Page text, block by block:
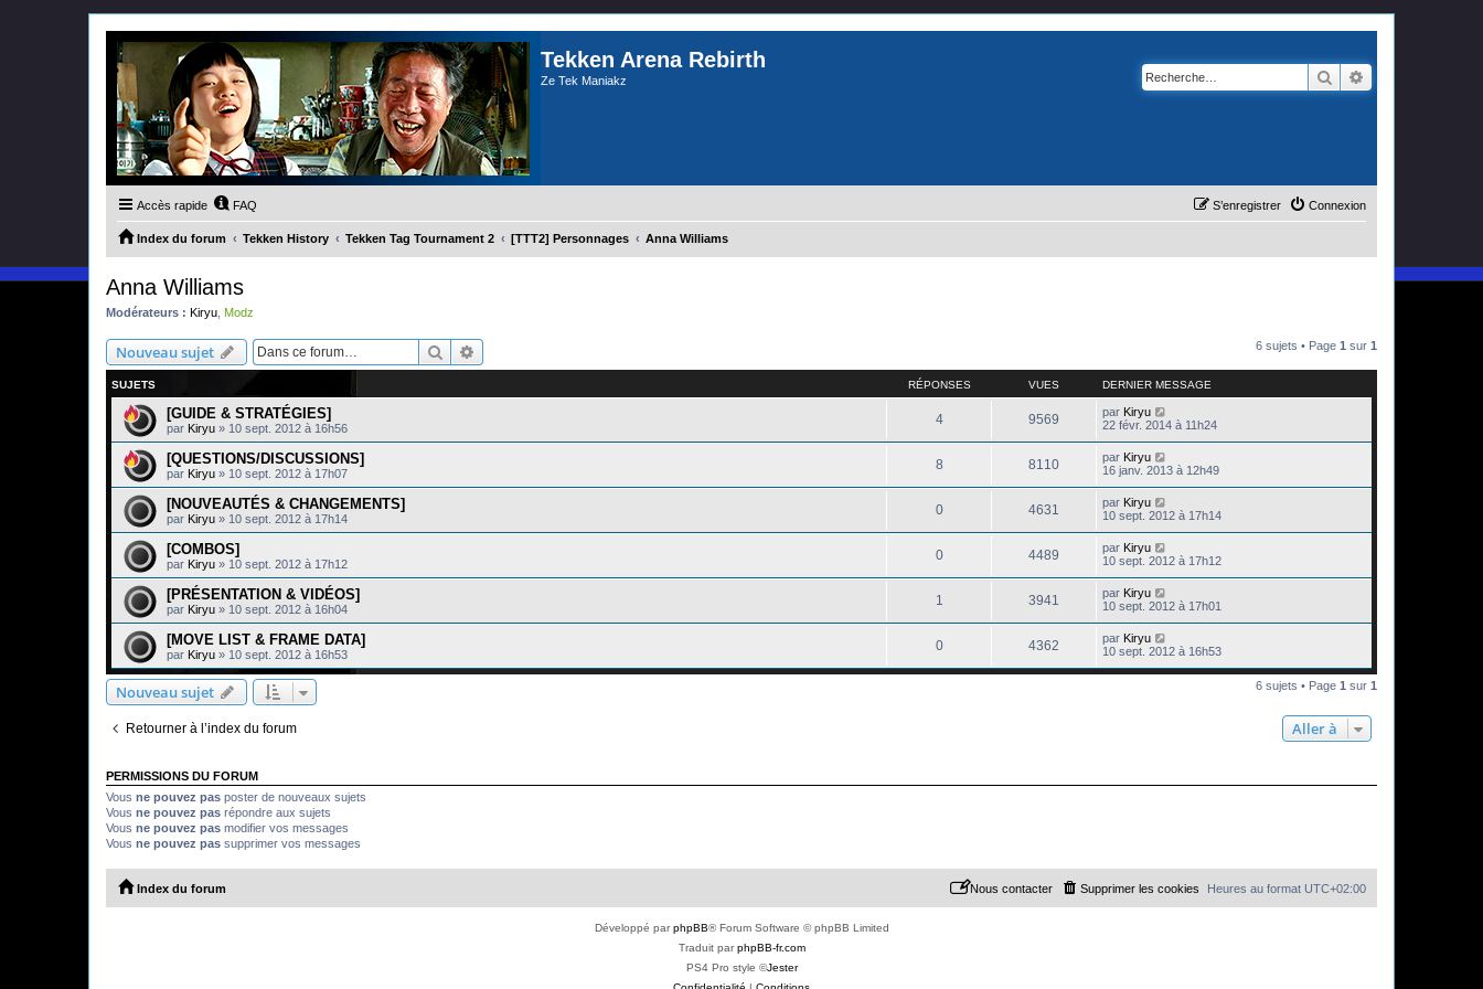
Tekken Arena Rebirth
Ze Tek Maniakz Rechercher
Accès rapide FAQ Connexion
S’enregistrer
Index du forum Tekken History Tekken Tag Tournament 2 [TTT2] Personnages Anna Williams
Anna Williams
Modérateurs : Kiryu Modz
Nouveau sujet Rechercher 6 sujets • Page 1 sur 1
SUJETS RÉPONSES VUES DERNIER MESSAGE
[GUIDE & STRATÉGIES]
par Kiryu » 10 sept. 2012 à 16h56
4 9569 par Kiryu
22 févr. 2014 à 11h24
[QUESTIONS/DISCUSSIONS]
par Kiryu » 10 sept. 2012 à 17h07
8 8110 par Kiryu
16 janv. 2013 à 12h49
[NOUVEAUTÉS & CHANGEMENTS]
par Kiryu » 10 sept. 2012 à 17h14
0 4631 par Kiryu
10 sept. 2012 à 17h14
[COMBOS]
par Kiryu » 10 sept. 2012 à 17h12
0 4489 par Kiryu
10 sept. 2012 à 17h12
[PRÉSENTATION & VIDÉOS]
par Kiryu » 10 sept. 2012 à 16h04
1 3941 par Kiryu
10 sept. 2012 à 17h01
[MOVE LIST & FRAME DATA]
par Kiryu » 10 sept. 2012 à 16h53
0 4362 par Kiryu
10 sept. 2012 à 16h53
Nouveau sujet 6 sujets • Page 1 sur 1
Retourner à l’index du forum Aller à
PERMISSIONS DU FORUM
Vous ne pouvez pas poster de nouveaux sujets
Vous ne pouvez pas répondre aux sujets
Vous ne pouvez pas modifier vos messages
Vous ne pouvez pas supprimer vos messages
Index du forum Heures au format UTC+02:00
Supprimer les cookies
Nous contacter
Développé parphpBB® Forum Software © phpBB Limited
Traduit parphpBB-fr.com
PS4 Pro style ©Jester